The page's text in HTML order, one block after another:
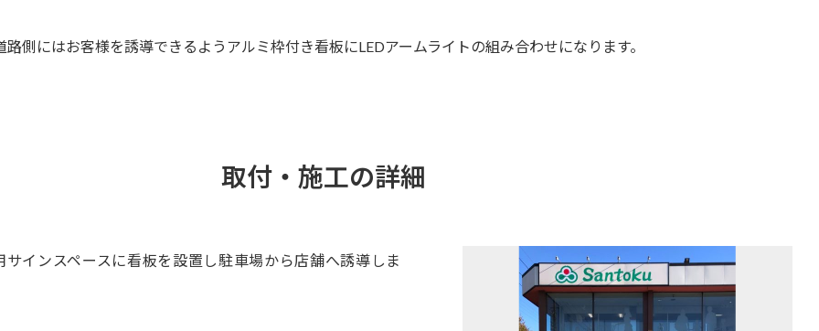
路側にはお客様を誘導できるようアルミ枠付き看板にLEDアームライトの組み合わせになります。
取付・施工の詳細
インスペースに看板を設置し駐車場から店舗へ誘導しま